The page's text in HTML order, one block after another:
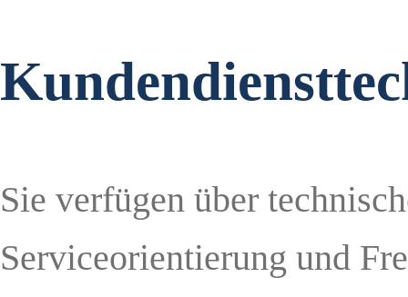
Sie verfügen über
Serviceorientierung und